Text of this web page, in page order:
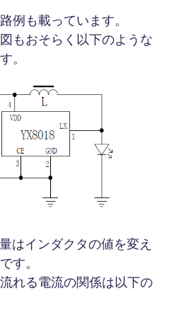
例も載っています。
もおそらく以下のような
。
はインダクタの値を変え
す。
れる電流の関係は以下の